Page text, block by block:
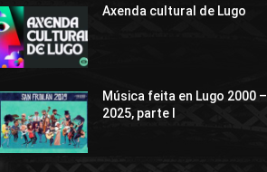
Axenda cultural de Lugo
Música feita en Lugo 2000 –
2025, parte I